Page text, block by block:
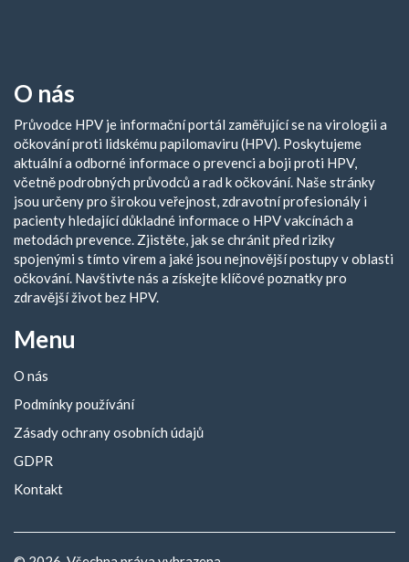
O nás
Průvodce HPV je informační portál zaměřující se na virologii a
očkování proti lidskému papilomaviru (HPV). Poskytujeme
aktuální a odborné informace o prevenci a boji proti HPV,
včetně podrobných průvodců a rad k očkování. Naše stránky
jsou určeny pro širokou veřejnost, zdravotní profesionály i
pacienty hledající důkladné informace o HPV vakcínách a
metodách prevence. Zjistěte, jak se chránit před riziky
spojenými s tímto virem a jaké jsou nejnovější postupy v oblasti
očkování. Navštivte nás a získejte klíčové poznatky pro
zdravější život bez HPV.
Menu
O nás
Podmínky používání
Zásady ochrany osobních údajů
GDPR
Kontakt